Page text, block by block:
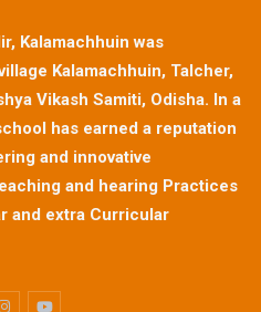
Kalamachhuin was
Kalamachhuin, Talcher,
Vikash Samiti, Odisha. In a
has earned a reputation
and innovative
and hearing Practices
and extra Curricular